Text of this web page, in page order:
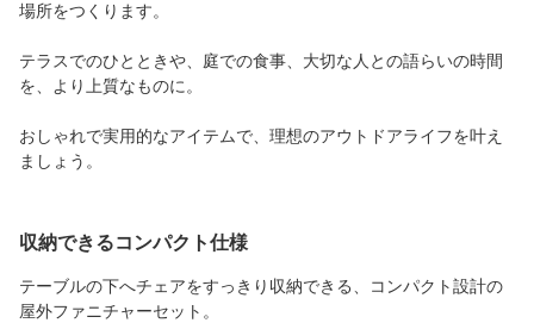
場所をつくります。
テラスでのひとときや、庭での食事、大切な人との語らいの時間
を、より上質なものに。
おしゃれで実用的なアイテムで、理想のアウトドアライフを叶え
ましょう。
収納できるコンパクト仕様
テーブルの下へチェアをすっきり収納できる、コンパクト設計の
屋外ファニチャーセット。